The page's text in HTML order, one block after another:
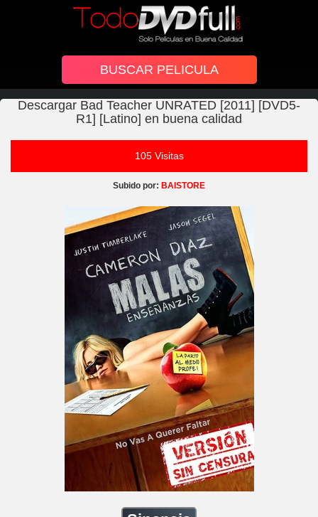
Descargar Bad Teacher UNRATED [2011] [DVD5-
R1] [Latino] en buena calidad
105 Visitas
Subido por: BAISTORE